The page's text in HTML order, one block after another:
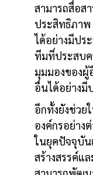
สามารถสื่อส
ประสิทธิภาพ
ได้อย่างมีปร
ทีมที่ประสบค
มุมมองของผู้
อื่นได้อย่างมี
อีกทั้งยังช่วย
องค์กรอย่าง
ในยุคปัจจุบัน
สร้างสรรค์แ